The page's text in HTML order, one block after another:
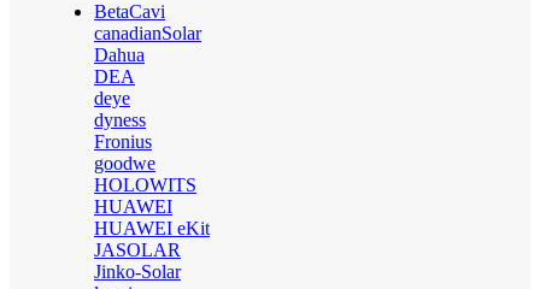
BetaCavi
canadianSolar
Dahua
DEA
deye
dyness
Fronius
goodwe
HOLOWITS
HUAWEI
HUAWEI eKit
JASOLAR
Jinko-Solar